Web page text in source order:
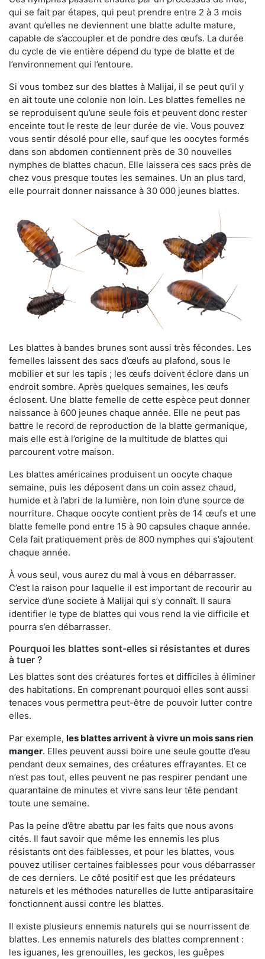
qui se fait par étapes, qui peut prendre entre 2 à 3 mois
avant qu’elles ne deviennent une blatte adulte mature,
capable de s’accoupler et de pondre des œufs. La durée
du cycle de vie entière dépend du type de blatte et de
l’environnement qui l’entoure.
Si vous tombez sur des blattes à Malijai, il se peut qu’il y
en ait toute une colonie non loin. Les blattes femelles ne
se reproduisent qu’une seule fois et peuvent donc rester
enceinte tout le reste de leur durée de vie. Vous pouvez
vous sentir désolé pour elle, sauf que les oocytes formés
dans son abdomen contiennent près de 30 nouvelles
nymphes de blattes chacun. Elle laissera ces sacs près de
chez vous presque toutes les semaines. Un an plus tard,
elle pourrait donner naissance à 30 000 jeunes blattes.
Les blattes à bandes brunes sont aussi très fécondes. Les
femelles laissent des sacs d’œufs au plafond, sous le
mobilier et sur les tapis ; les œufs doivent éclore dans un
endroit sombre. Après quelques semaines, les œufs
éclosent. Une blatte femelle de cette espèce peut donner
naissance à 600 jeunes chaque année. Elle ne peut pas
battre le record de reproduction de la blatte germanique,
mais elle est à l’origine de la multitude de blattes qui
parcourent votre maison.
Les blattes américaines produisent un oocyte chaque
semaine, puis les déposent dans un coin assez chaud,
humide et à l’abri de la lumière, non loin d’une source de
nourriture. Chaque oocyte contient près de 14 œufs et une
blatte femelle pond entre 15 à 90 capsules chaque année.
Cela fait pratiquement près de 800 nymphes qui s’ajoutent
chaque année.
À vous seul, vous aurez du mal à vous en débarrasser.
C’est la raison pour laquelle il est important de recourir au
service d’une societe à Malijai qui s’y connaît. Il saura
identifier le type de blattes qui vous rend la vie difficile et
pourra s’en débarrasser.
Pourquoi les blattes sont-elles si résistantes et dures
à tuer ?
Les blattes sont des créatures fortes et difficiles à éliminer
des habitations. En comprenant pourquoi elles sont aussi
tenaces vous permettra peut-être de pouvoir lutter contre
elles.
Par exemple, les blattes arrivent à vivre un mois sans rien
manger. Elles peuvent aussi boire une seule goutte d’eau
pendant deux semaines, des créatures effrayantes. Et ce
n’est pas tout, elles peuvent ne pas respirer pendant une
quarantaine de minutes et vivre sans leur tête pendant
toute une semaine.
Pas la peine d’être abattu par les faits que nous avons
cités. Il faut savoir que même les ennemis les plus
résistants ont des faiblesses, et pour les blattes, vous
pouvez utiliser certaines faiblesses pour vous débarrasser
de ces derniers. Le côté positif est que les prédateurs
naturels et les méthodes naturelles de lutte antiparasitaire
fonctionnent aussi contre les blattes.
Il existe plusieurs ennemis naturels qui se nourrissent de
blattes. Les ennemis naturels des blattes comprennent :
les iguanes, les grenouilles, les geckos, les guêpes